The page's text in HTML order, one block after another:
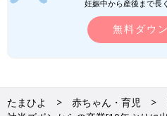
妊娠中から産後まで長
無料ダウ
たまひよ 赤ちゃん・育児